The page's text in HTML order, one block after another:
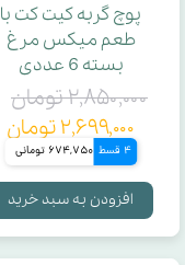
پوچ گربه کیت کت با
طعم میکس مرغ
بسته 6 عددی
۲,۸۵۰,۰۰۰ تومان
۲,۶۹۹,۰۰۰ تومان
4 قسط 674,750 تومانی
افزودن به سبد خرید